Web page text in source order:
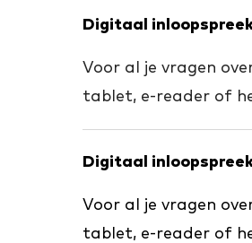
Digitaal
Voor al je vragen
tablet, e-reader of
Digitaal
Voor al je vragen
tablet, e-reader of